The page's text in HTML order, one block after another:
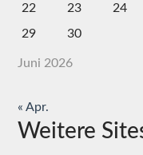
Juni 2026
22
23 24
29
30
« Apr.
Weitere